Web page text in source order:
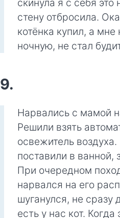
стену отбросила.
котёнка купил, а мне
ночную, не стал
9.
Нарвались с мамой
Решили взять
освежитель
поставили в ванной,
При очередном
нарвался на его
шуганулся, не сразу
есть у нас кот.